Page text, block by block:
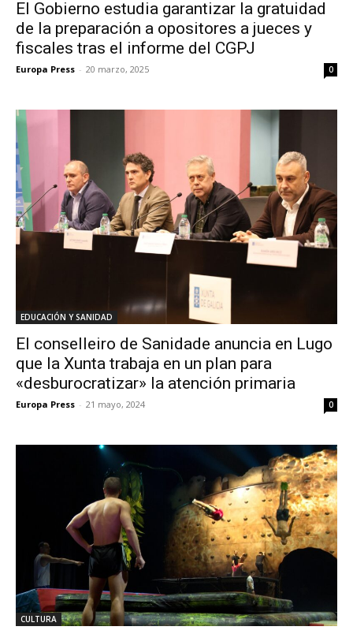
El Gobierno estudia garantizar la gratuidad
de la preparación a opositores a jueces y
fiscales tras el informe del CGPJ
Europa Press - 20 marzo, 2025 0
EDUCACIÓN Y SANIDAD
El conselleiro de Sanidade anuncia en Lugo
que la Xunta trabaja en un plan para
«desburocratizar» la atención primaria
Europa Press - 21 mayo, 2024 0
CULTURA